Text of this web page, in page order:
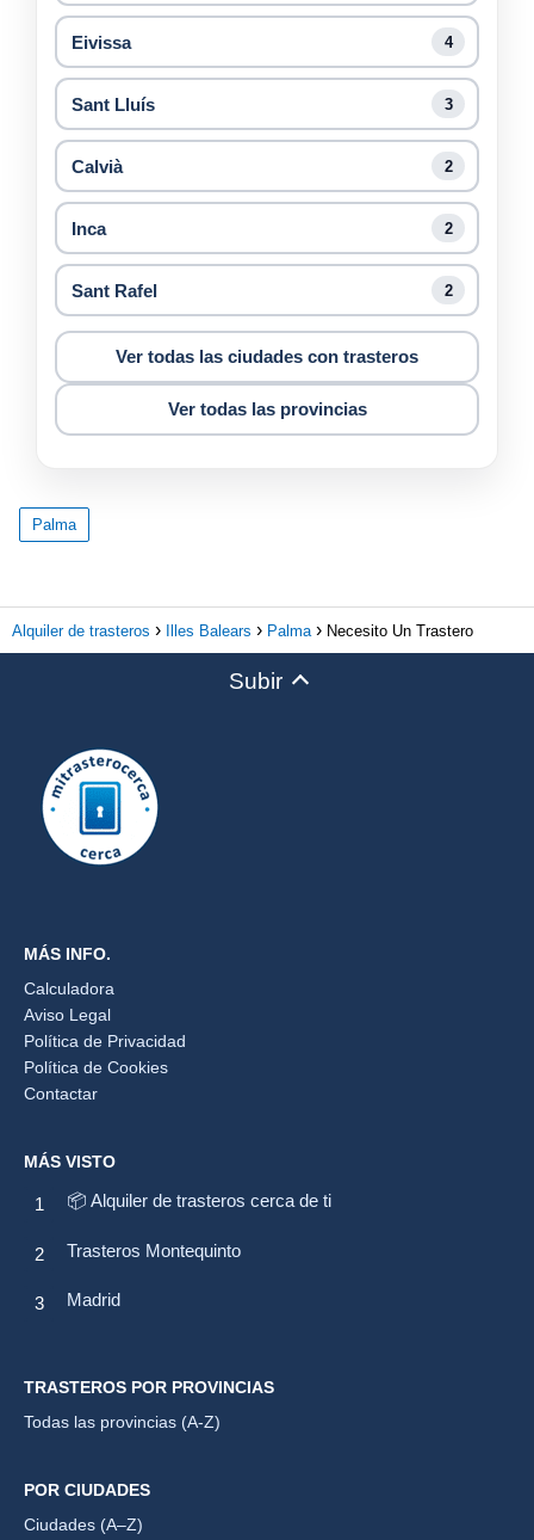
Eivissa 4
Sant Lluís 3
Calvià 2
Inca 2
Sant Rafel 2
Ver todas las ciudades con trasteros
Ver todas las provincias
Palma
Alquiler de trasteros Illes Balears Palma Necesito Un Trastero
Subir
MÁS INFO.
Calculadora
Aviso Legal
Política de Privacidad
Política de Cookies
Contactar
MÁS VISTO
📦 Alquiler de trasteros cerca de ti
Trasteros Montequinto
Madrid
TRASTEROS POR PROVINCIAS
Todas las provincias (A-Z)
POR CIUDADES
Ciudades (A–Z)